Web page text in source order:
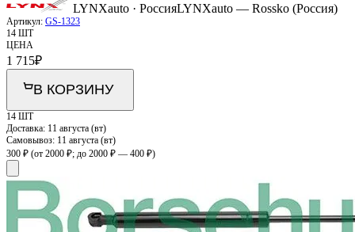
LYNXauto · РоссияLYNXauto — Rossko (Россия)
Артикул: GS-1323
14 ШТ
ЦЕНА
1 715₽
В КОРЗИНУ
14 ШТ
Доставка: 11 августа (вт)
Самовывоз: 11 августа (вт)
300 ₽ (от 2000 ₽; до 2000 ₽ — 400 ₽)